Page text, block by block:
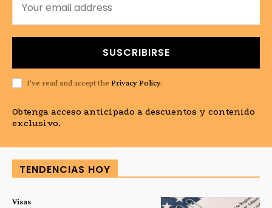
SUSCRIBIRSE
I've read and accept the Privacy Policy.
Obtenga acceso anticipado a descuentos y contenido
exclusivo.
TENDENCIAS HOY
Visas